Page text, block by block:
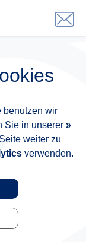
benutzen wir
Sie in unserer
weiter zu
verwenden.